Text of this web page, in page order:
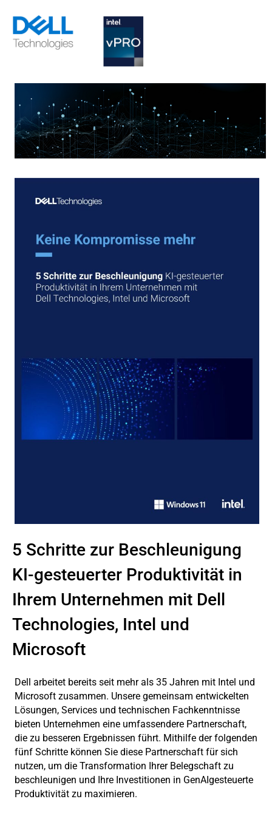
5 Schritte zur Beschleunigung
KI-gesteuerter Produktivität in
Ihrem Unternehmen mit Dell
Technologies, Intel und
Microsoft
Dell arbeitet bereits seit mehr als 35 Jahren mit Intel und
Microsoft zusammen. Unsere gemeinsam entwickelten
Lösungen, Services und technischen Fachkenntnisse
bieten Unternehmen eine umfassendere Partnerschaft,
die zu besseren Ergebnissen führt. Mithilfe der folgenden
fünf Schritte können Sie diese Partnerschaft für sich
nutzen, um die Transformation Ihrer Belegschaft zu
beschleunigen und Ihre Investitionen in GenAIgesteuerte
Produktivität zu maximieren.